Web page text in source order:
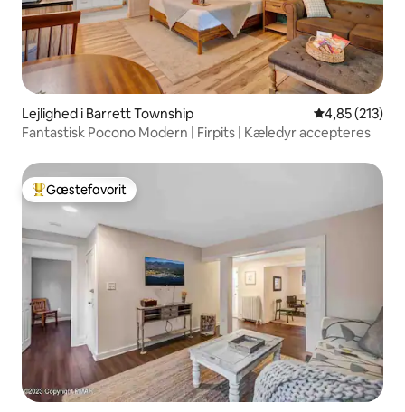
Lejlighed i Barrett Township 4,85 ud af 5 i
4,85 (213)
Fantastisk Pocono Modern | Firpits | Kæledyr accepteres
Bedste gæstefavorit
Gæstefavorit